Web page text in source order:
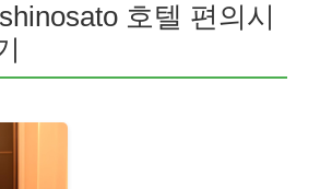
호텔 편의시